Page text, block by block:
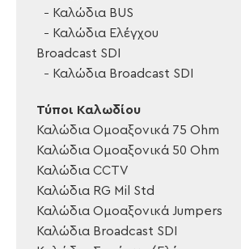
Καλώδια BUS
Καλώδια Ελέγχου
Broadcast SDI
Καλώδια Broadcast SDI
Τύποι Καλωδίου
Καλώδια Ομοαξονικά 75 Ohm
Καλώδια Ομοαξονικά 50 Ohm
Καλώδια CCTV
Καλώδια RG Mil Std
Καλώδια Ομοαξονικά Jumpers
Καλώδια Broadcast SDI